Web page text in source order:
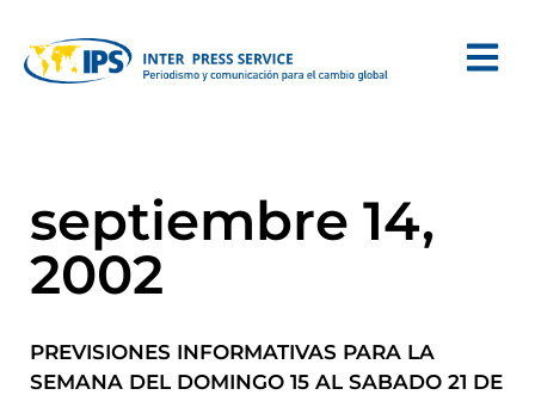
septiembre 14,
2002
PREVISIONES INFORMATIVAS PARA LA
SEMANA DEL DOMINGO 15 AL SABADO 21 DE